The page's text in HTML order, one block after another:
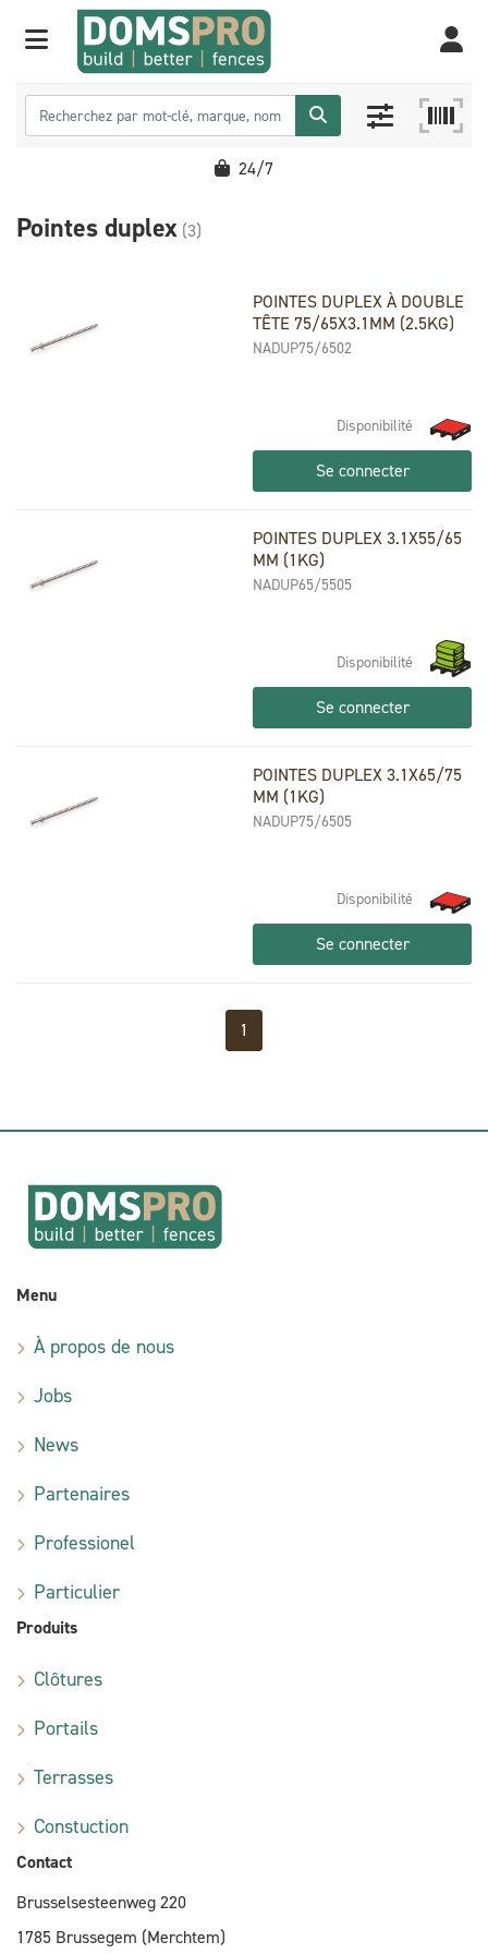
24/7
Pointes duplex (3)
POINTES DUPLEX À DOUBLE
TÊTE 75/65X3.1MM (2.5KG)
NADUP75/6502
Disponibilité
Se connecter
POINTES DUPLEX 3.1X55/65
MM (1KG)
NADUP65/5505
Disponibilité
Se connecter
POINTES DUPLEX 3.1X65/75
MM (1KG)
NADUP75/6505
Disponibilité
Se connecter
1
Menu
À propos de nous
Jobs
News
Partenaires
Professionel
Particulier
Produits
Clôtures
Portails
Terrasses
Constuction
Contact
Brusselsesteenweg 220
1785 Brussegem (Merchtem)